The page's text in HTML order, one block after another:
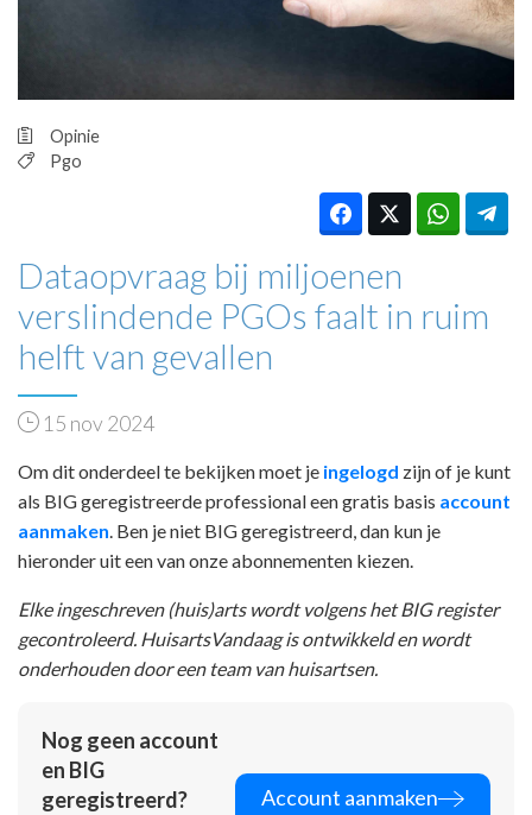
VPHUISARTSEN
Opinie
Pgo
Dataopvraag bij miljoenen
verslindende PGOs faalt in ruim
helft van gevallen
15 nov 2024
Om dit onderdeel te bekijken moet je ingelogd zijn of je kunt
als BIG geregistreerde professional een gratis basis account
aanmaken . Ben je niet BIG geregistreerd, dan kun je
hieronder uit een van onze abonnementen kiezen.
Elke ingeschreven (huis)arts wordt volgens het BIG register
gecontroleerd. HuisartsVandaag is ontwikkeld en wordt
onderhouden door een team van huisartsen.
Nog geen account
en BIG
geregistreerd?
Account aanmaken